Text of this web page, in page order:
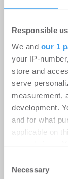
Responsible
We and our 1
your IP-
store and
serve
measurement,
development.
and for what
applicable on
the Privacy
Selection
Necessary
Büro |
Login für
registriert,